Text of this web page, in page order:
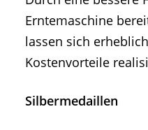
Erntemaschine
lassen sich
Kostenvorteile
Silbermedaillen